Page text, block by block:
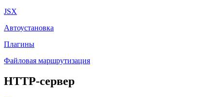
JSX
Автоустановка
Плагины
Файловая маршрутизация
HTTP-сервер